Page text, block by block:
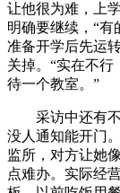
让他很为难，上
明确要继续，“有
准备开学后先运
关掉。“实在不行
待一个教室。”
采访中还有不
没人通知能开门
监所，对方让她
点难办。实际经